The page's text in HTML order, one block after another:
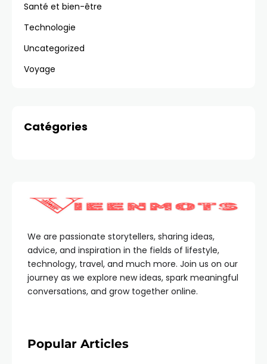
Santé et bien-être
Technologie
Uncategorized
Voyage
Catégories
We are passionate storytellers, sharing ideas,
advice, and inspiration in the fields of lifestyle,
technology, travel, and much more. Join us on our
journey as we explore new ideas, spark meaningful
conversations, and grow together online.
Popular Articles